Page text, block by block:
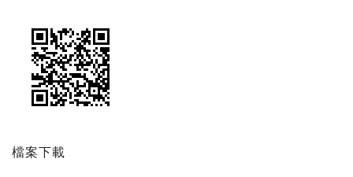
檔案下載